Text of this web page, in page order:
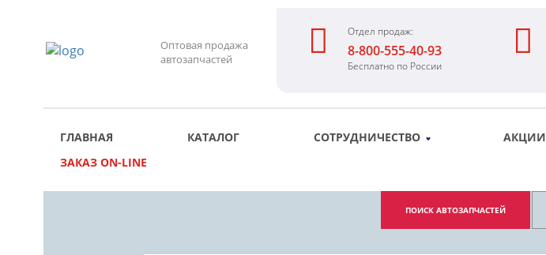
Оптовая продажа
автозапчастей
Отдел продаж:
8-800-555-40-93
Бесплатно по России
ГЛАВНАЯ КАТАЛОГ СОТРУДНИЧЕСТВО АКЦИИ
ЗАКАЗ ON-LINE
ПОИСК АВТОЗАПЧАСТЕЙ